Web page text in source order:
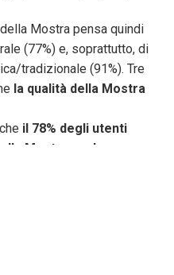
Mostra pensa quindi
(77%) e, soprattutto, di
tradizionale (91%). Tre
la qualità della Mostra
il 78% degli utenti
Mostra anche se non